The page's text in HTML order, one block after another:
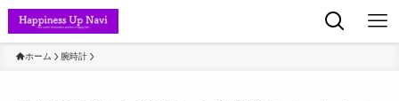
ホーム 腕時計